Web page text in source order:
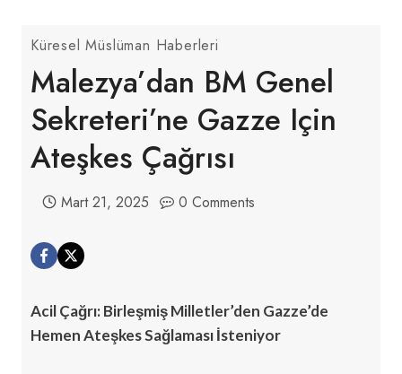
Küresel Müslüman Haberleri
Malezya’dan BM Genel
Sekreteri’ne Gazze Için
Ateşkes Çağrısı
Mart 21, 2025 0 Comments
Acil Çağrı: Birleşmiş Milletler’den Gazze’de
Hemen Ateşkes Sağlaması İsteniyor